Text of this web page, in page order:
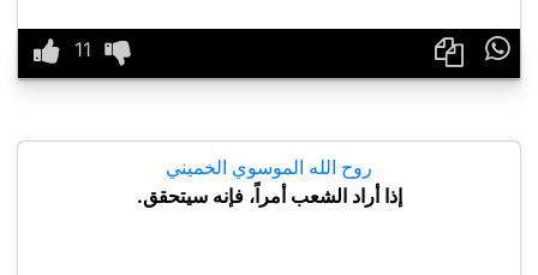

روح الله الموسوي الخميني
إذا أراد الشعب أمراً، فإنه سيتحقق.